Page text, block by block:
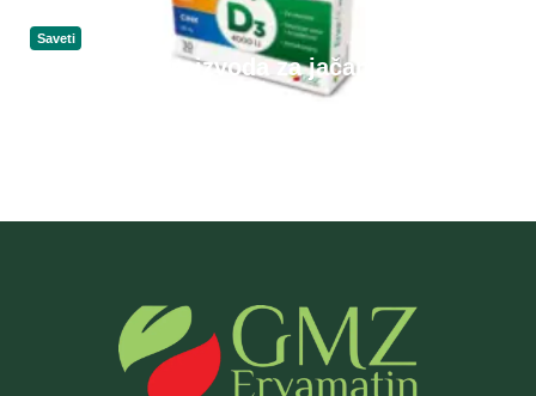
Saveti
6 najboljih proizvoda za jačanje imuniteta